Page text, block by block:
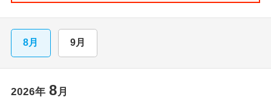
8月 9月
2026年 8 月